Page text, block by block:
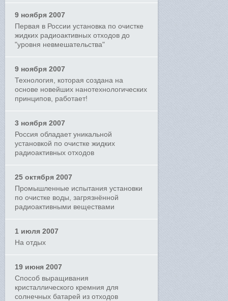
9 ноября 2007
Первая в России установка по очистке
жидких радиоактивных отходов до
"уровня невмешательства"
9 ноября 2007
Технология, которая создана на
основе новейших нанотехнологических
принципов, работает!
3 ноября 2007
Россия обладает уникальной
установкой по очистке жидких
радиоактивных отходов
25 октября 2007
Промышленные испытания установки
по очистке воды, загрязнённой
радиоактивными веществами
1 июля 2007
На отдых
19 июня 2007
Способ выращивания
кристаллического кремния для
солнечных батарей из отходов